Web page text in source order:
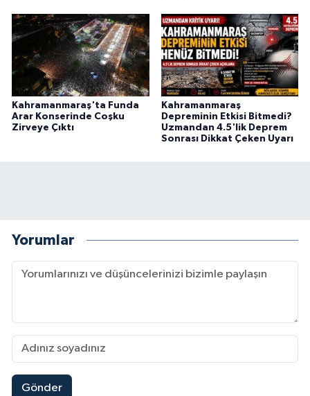
Kahramanmaraş'ta Funda
Arar Konserinde Coşku
Zirveye Çıktı
Kahramanmaraş
Depreminin Etkisi Bitmedi?
Uzmandan 4.5'lik Deprem
Sonrası Dikkat Çeken Uyarı
Yorumlar
Gönder
23:59 |Kahramanmaraş Elbistan’da İdris Altun Taziye